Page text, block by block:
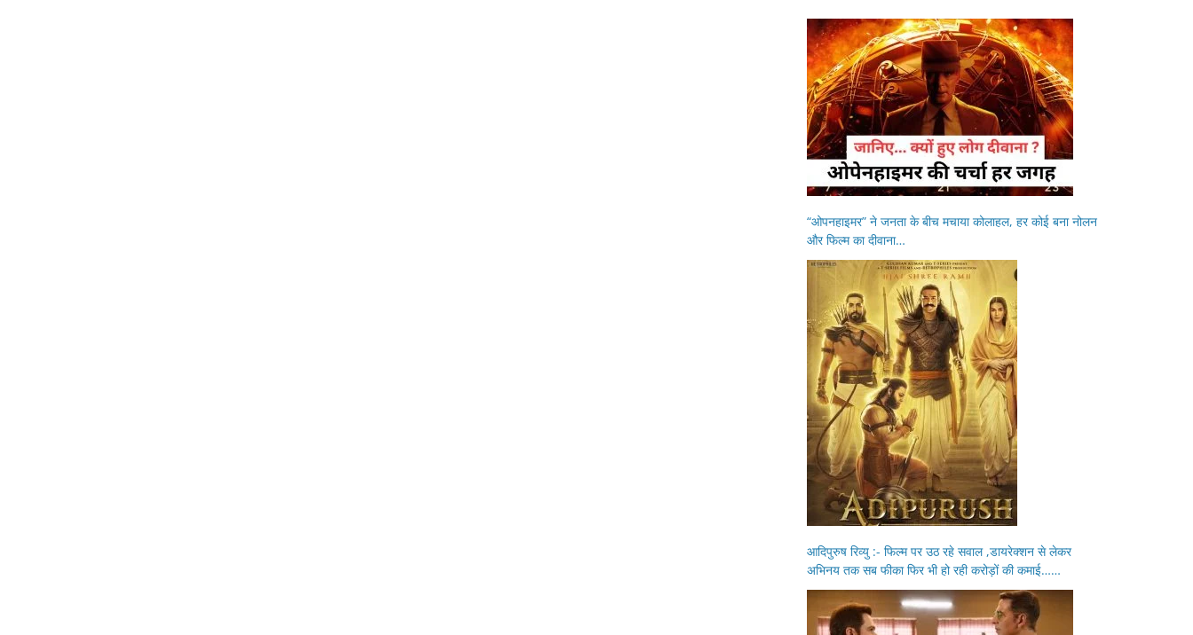
“ओपनहाइमर” ने जनता के बीच मचाया कोलाहल, हर कोई बना नोलन
और फिल्म का दीवाना…
आदिपुरुष रिव्यु :- फिल्म पर उठ रहे सवाल ,डायरेक्शन से लेकर
अभिनय तक सब फीका फिर भी हो रही करोड़ों की कमाई……